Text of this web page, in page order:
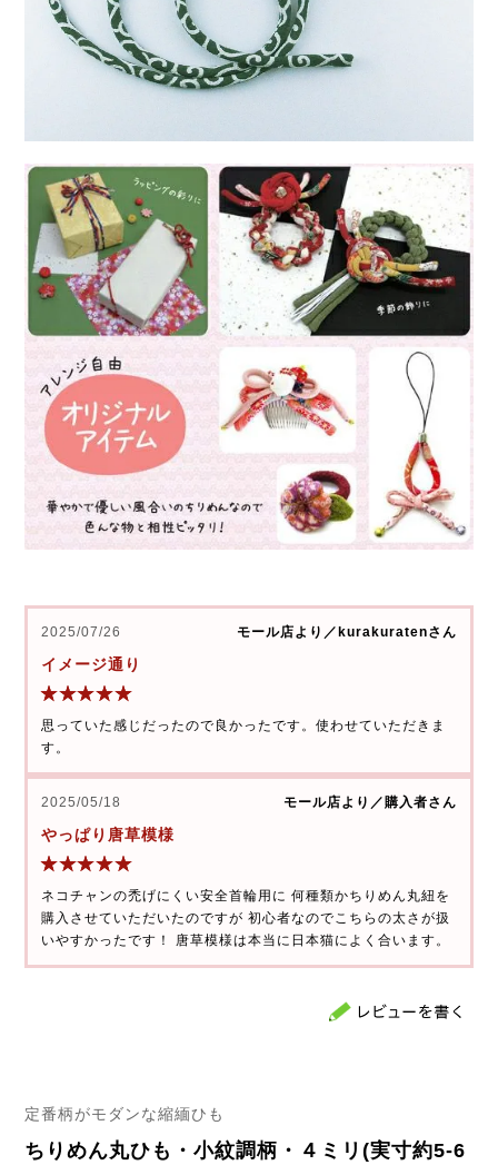
2025/07/26 モール店より／kurakuratenさん
イメージ通り
思っていた感じだったので良かったです。使わせていただきま
す。
2025/05/18 モール店より／購入者さん
やっぱり唐草模様
ネコチャンの禿げにくい安全首輪用に 何種類かちりめん丸紐を
購入させていただいたのですが 初心者なのでこちらの太さが扱
いやすかったです！ 唐草模様は本当に日本猫によく合います。
定番柄がモダンな縮緬ひも
ちりめん丸ひも・小紋調柄・４ミリ(実寸約5-6